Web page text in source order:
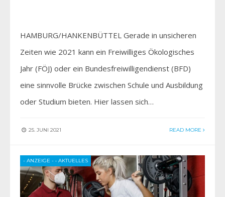
HAMBURG/HANKENBÜTTEL Gerade in unsicheren
Zeiten wie 2021 kann ein Freiwilliges Ökologisches
Jahr (FÖJ) oder ein Bundesfreiwilligendienst (BFD)
eine sinnvolle Brücke zwischen Schule und Ausbildung
oder Studium bieten. Hier lassen sich…
25. JUNI 2021 READ MORE
- ANZEIGE - • AKTUELLES